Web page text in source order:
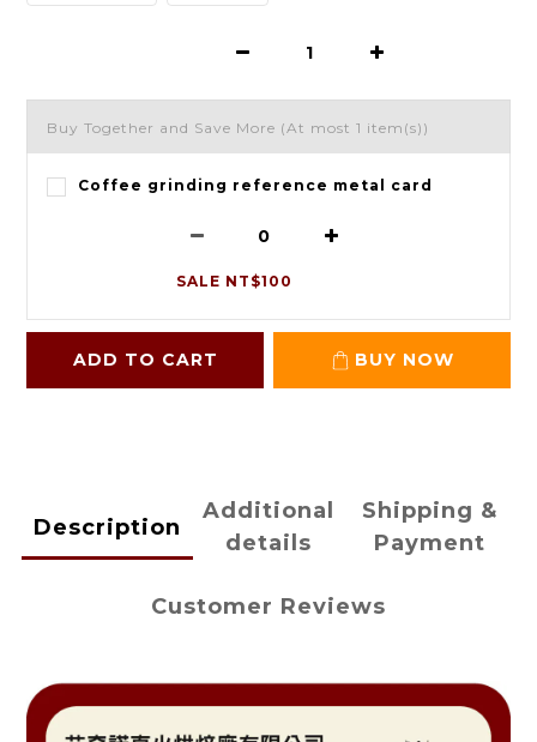
Buy Together and Save More (At most 1 item(s))
Coffee grinding reference metal card
SALE NT$100
ADD TO CART BUY NOW
Description
Additional
details
Shipping &
Payment
Customer Reviews